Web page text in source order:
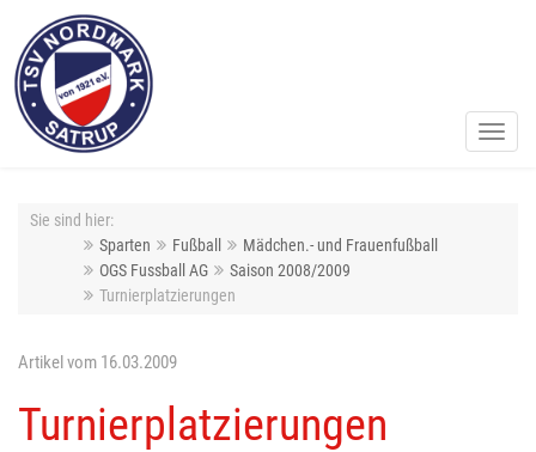
Sie sind hier:
Sparten
Fußball
Mädchen.- und Frauenfußball
OGS Fussball AG
Saison 2008/2009
Turnierplatzierungen
Artikel vom 16.03.2009
Turnierplatzierungen